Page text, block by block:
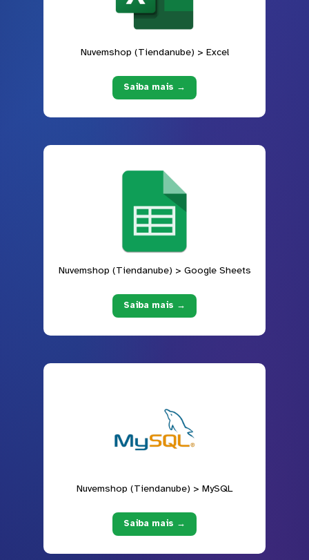
Nuvemshop (Tiendanube) > Excel
Saiba mais →
Nuvemshop (Tiendanube) > Google Sheets
Saiba mais →
Nuvemshop (Tiendanube) > MySQL
Saiba mais →